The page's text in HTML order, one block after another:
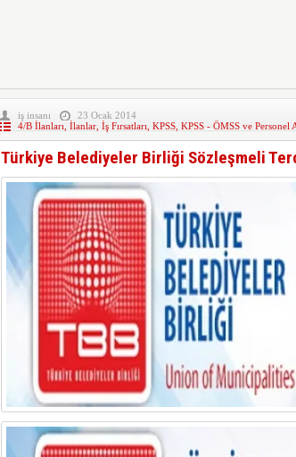
iş insanı
23 Ocak 2014
4/B İlanları İlanlar, İş Fırsatları KPSS, KPSS - ÖMSS ve Personel
Türkiye Belediyeler Birliği Sözleşmeli